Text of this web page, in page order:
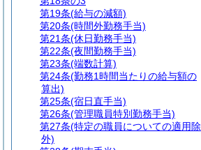
第19条(給与の減額)
第20条(時間外勤務手当)
第21条(休日勤務手当)
第22条(夜間勤務手当)
第23条(端数計算)
第24条(勤務1時間当たりの給与額の
算出)
第25条(宿日直手当)
第26条(管理職員特別勤務手当)
第27条(特定の職員についての適用除
外)